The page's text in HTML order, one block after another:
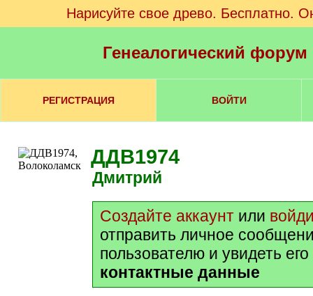
Нарисуйте свое древо. Бесплатно.
Генеалогический
РЕГИСТРАЦИЯ ВОЙТИ
ДДВ1974
Дмитрий
Создайте аккаунт или
отправить личное
пользователю и увидеть
контактные данные